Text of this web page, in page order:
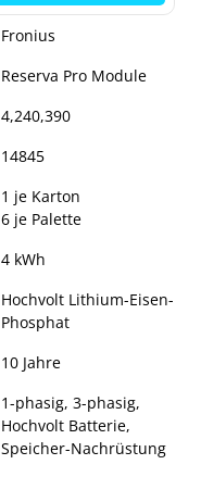
Fronius
Reserva Pro Module
4,240,390
14845
1 je Karton
6 je Palette
4 kWh
Hochvolt Lithium-Eisen-
Phosphat
10 Jahre
1-phasig, 3-phasig,
Hochvolt Batterie,
Speicher-Nachrüstung